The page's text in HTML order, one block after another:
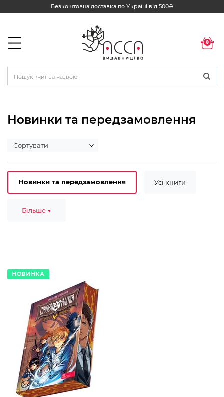
Безкоштовна доставка по Україні від 500₴
0
Новинки та передзамовлення
Усі книги
Комплекти
Новинки та передзамовлення
Більше ▼
НОВИНКА